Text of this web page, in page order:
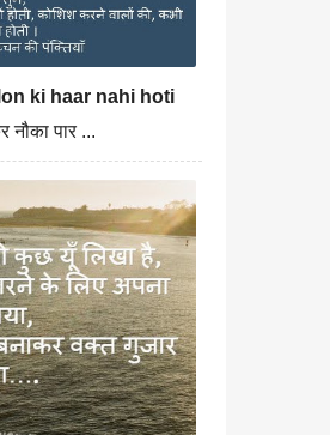
ki haar nahi hoti
नौका पार ...